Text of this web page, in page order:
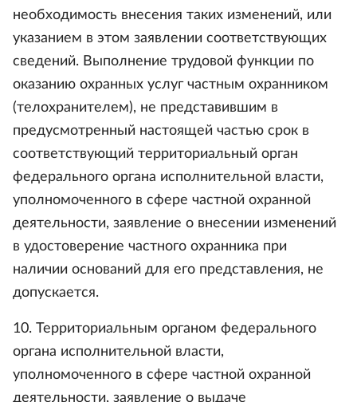
необходимость внесения таких изменений, или
указанием в этом заявлении соответствующих
сведений. Выполнение трудовой функции по
оказанию охранных услуг частным охранником
(телохранителем), не представившим в
предусмотренный настоящей частью срок в
соответствующий территориальный орган
федерального органа исполнительной власти,
уполномоченного в сфере частной охранной
деятельности, заявление о внесении изменений
в удостоверение частного охранника при
наличии оснований для его представления, не
допускается.
10. Территориальным органом федерального
органа исполнительной власти,
уполномоченного в сфере частной охранной
деятельности, заявление о выдаче